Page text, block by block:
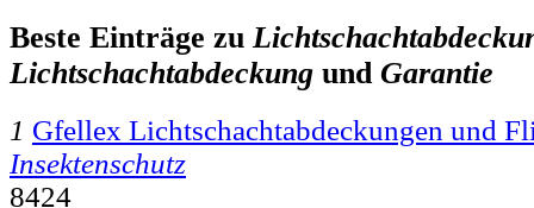
Beste Einträge zu
Lichtschachtabdeckung und Garantie
1 Gfellex Lichtschachtabdeckungen und
Insektenschutz
8424